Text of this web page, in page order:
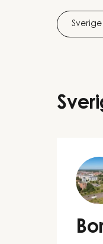
Sverige